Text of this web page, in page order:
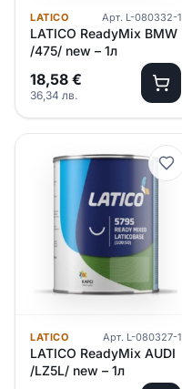
LATICO Арт. L-080332-1
LATICO ReadyMix BMW
/475/ new – 1л
18,58 €
36,34 лв.
LATICO Арт. L-080327-1
LATICO ReadyMix AUDI
/LZ5L/ new – 1л